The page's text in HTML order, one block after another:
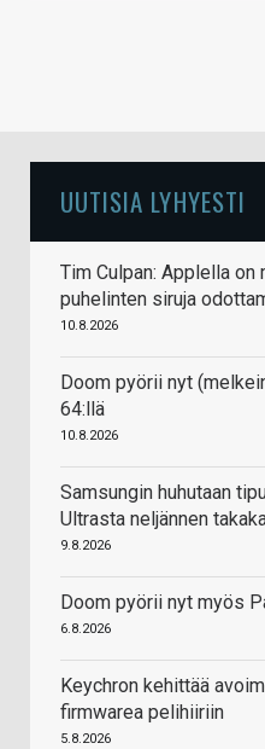
UUTISIA LYHYESTI
Tim Culpan: Applella
puhelinten siruja
10.8.2026
Doom pyörii nyt
64:llä
10.8.2026
Samsungin huhutaan
Ultrasta neljännen
9.8.2026
Doom pyörii nyt myös
6.8.2026
Keychron kehittää
firmwarea pelihiiriin
5.8.2026